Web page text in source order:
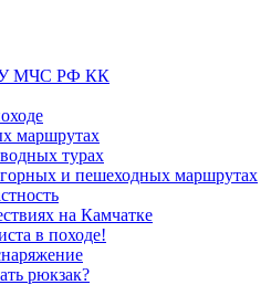
МЧС РФ КК
маршрутах
турах
горных и пешеходных маршрутах
на Камчатке
в походе!
рюкзак?